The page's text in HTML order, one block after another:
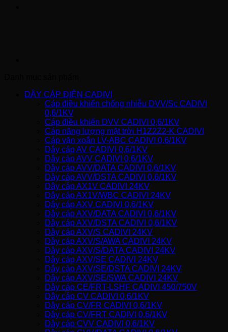
DÂY CÁP ĐIỆN CADIVI
Cáp điều khiển chống nhiễu DVV/Sc CADIVI
0,6/1KV
Cáp điều khiển DVV CADIVI 0,6/1KV
Cáp năng lượng mặt trời H1Z2Z2-K CADIVI
Cáp vặn xoắn LV-ABC CADIVI 0,6/1KV
Dây cáp AV CADIVI 0,6/1KV
Dây cáp AVV CADIVI 0,6/1KV
Dây cáp AVV/DATA CADIVI 0,6/1KV
Dây cáp AVV/DSTA CADIVI 0,6/1KV
Dây cáp AX1V CADIVI 24KV
Dây cáp AX1V/WBC CADIVI 24KV
Dây cáp AXV CADIVI 0,6/1KV
Dây cáp AXV/DATA CADIVI 0,6/1KV
Dây cáp AXV/DSTA CADIVI 0,6/1KV
Dây cáp AXV/S CADIVI 24KV
Dây cáp AXV/S/AWA CADIVI 24KV
Dây cáp AXV/S/DATA CADIVI 24KV
Dây cáp AXV/SE CADIVI 24KV
Dây cáp AXV/SE/DSTA CADIVI 24KV
Dây cáp AXV/SE/SWA CADIVI 24KV
Dây cáp CE/FRT-LSHF CADIVI 450/750V
Dây cáp CV CADIVI 0,6/1KV
Dây cáp CV/FR CADIVI 0,6/1KV
Dây cáp CV/FRT CADIVI 0,6/1KV
Dây cáp CVV CADIVI 0,6/1KV